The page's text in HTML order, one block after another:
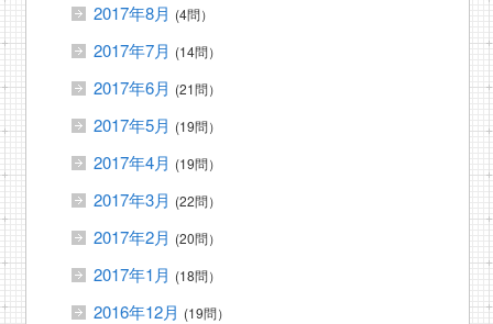
2017年8月 (4問）
2017年7月 (14問）
2017年6月 (21問）
2017年5月 (19問）
2017年4月 (19問）
2017年3月 (22問）
2017年2月 (20問）
2017年1月 (18問）
2016年12月 (19問）